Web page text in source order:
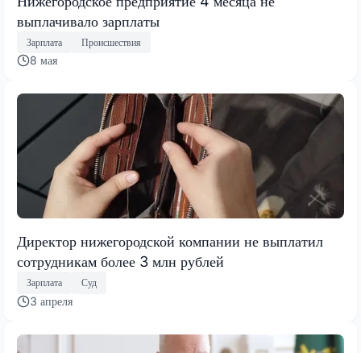
выплачивало зарплаты
Зарплата Происшествия
8 мая
Директор нижегородской компании не выплатил
сотрудникам более 3 млн рублей
Зарплата Суд
3 апреля